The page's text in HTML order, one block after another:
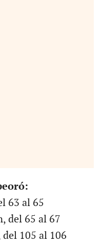
63 al 65
del 65 al 67
105 al 106